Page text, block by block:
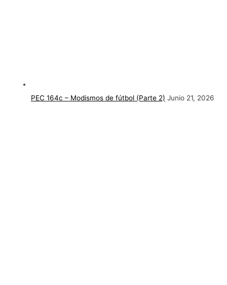
PEC 164c – Modismos de fútbol (Parte 2) Junio 21, 2026